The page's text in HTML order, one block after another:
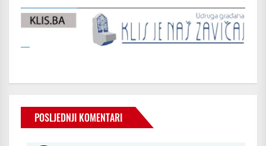
POSLJEDNJI KOMENTARI